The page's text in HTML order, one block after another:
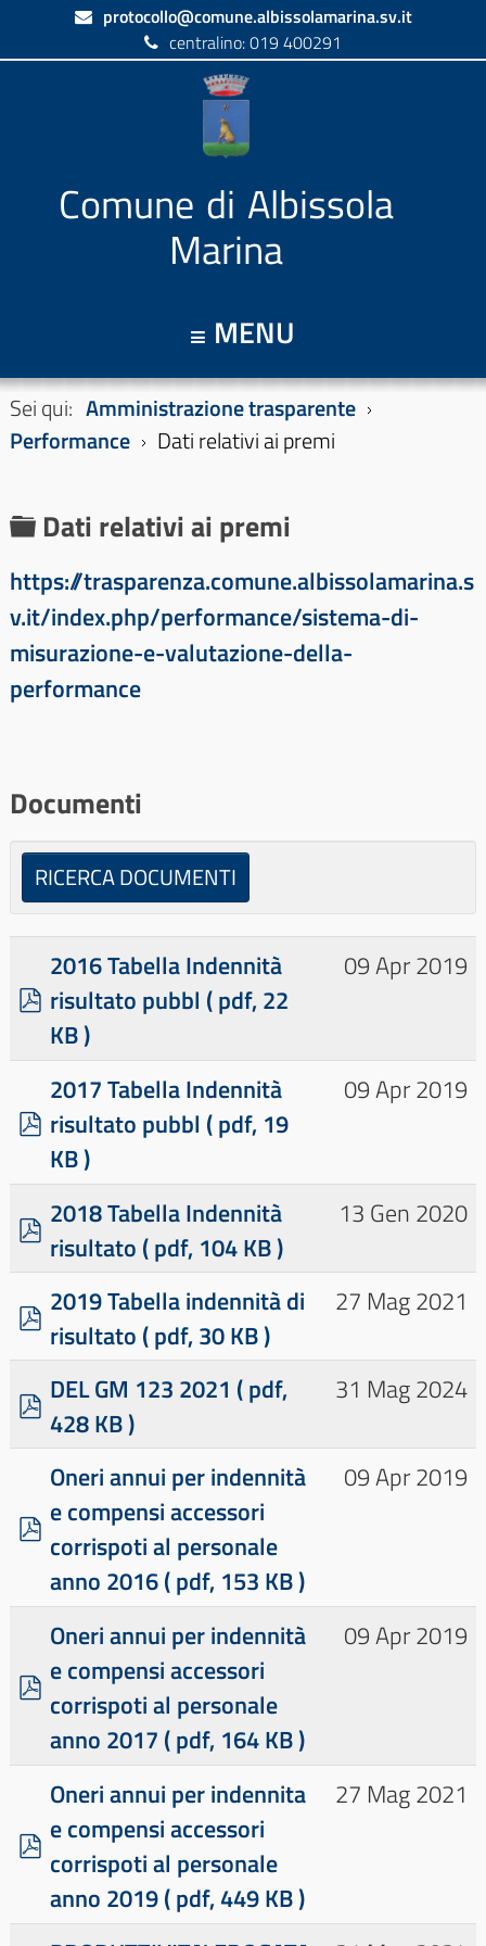
protocollo@comune.albissolamarina.sv.it
centralino: 019 400291
Comune di Albissola
Marina
MENU
Sei qui: Amministrazione trasparente
Performance
Dati relativi ai premi
C
r
t
e
l
Dati relativi ai premi
https://trasparenza.comune.albissolamarina.s
v.it/index.php/performance/sistema-di-
misurazione-e-valutazione-della-
performance
Documenti
RICERCA DOCUMENTI
×
- - Dati relativi ai premi
p
d
f
2016 Tabella Indennità
risultato pubbl ( pdf, 22
KB )
09 Apr 2019
p
d
f
2017 Tabella Indennità
risultato pubbl ( pdf, 19
KB )
09 Apr 2019
p
d
2018 Tabella Indennità
risultato ( pdf, 104 KB )
13 Gen 2020
p
d
2019 Tabella indennità di
risultato ( pdf, 30 KB )
27 Mag 2021
p
d
DEL GM 123 2021 ( pdf,
428 KB )
31 Mag 2024
p
d
f
Oneri annui per indennità
e compensi accessori
corrispoti al personale
anno 2016( pdf, 153 KB )
09 Apr 2019
p
d
f
Oneri annui per indennità
e compensi accessori
corrispoti al personale
anno 2017 ( pdf, 164 KB )
09 Apr 2019
p
d
f
Oneri annui per indennita
e compensi accessori
corrispoti al personale
anno 2019( pdf, 449 KB )
27 Mag 2021